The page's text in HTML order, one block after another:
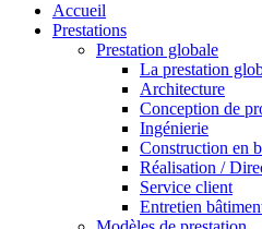
Accueil
Prestations
Prestation globale
La prestation
Architecture
Conception de
Ingénierie
Construction en
Réalisation /
Service client
Entretien